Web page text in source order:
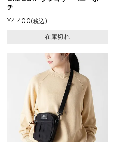
チ
¥4,400 税込
在庫切れ